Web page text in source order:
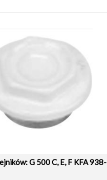
G 500 C, E, F KFA 938-